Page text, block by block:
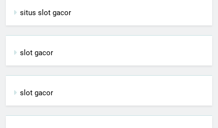
situs slot gacor
slot gacor
slot gacor